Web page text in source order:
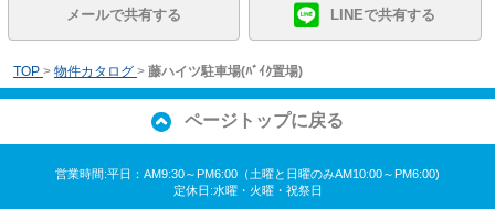
メールで共有する LINEで共有する
TOP > 物件カタログ > 藤ハイツ駐車場(ﾊﾞｲｸ置場)
ページトップに戻る
営業時間:平日：AM9:30～PM6:00（土曜と日曜のみAM10:00～PM6:00)
定休日:水曜・火曜・祝祭日